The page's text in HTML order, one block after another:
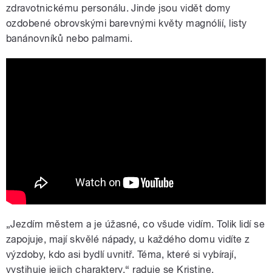
zdravotnickému personálu. Jinde jsou vidět domy
ozdobené obrovskými barevnými květy magnólií, listy
banánovníků nebo palmami.
„Jezdím městem a je úžasné, co všude vidím. Tolik lidí se
zapojuje, mají skvělé nápady, u každého domu vidíte z
výzdoby, kdo asi bydlí uvnitř. Téma, které si vybírají,
vystihuje jejich charaktery,“ raduje se Kristine.